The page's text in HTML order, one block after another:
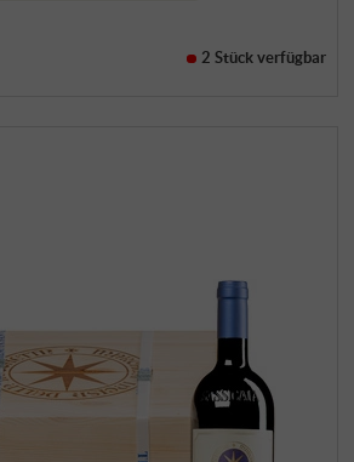
2 Stückverfügbar